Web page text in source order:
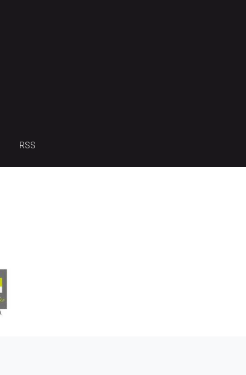
RSS